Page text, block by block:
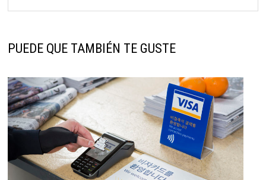
PUEDE QUE TAMBIÉN TE GUSTE